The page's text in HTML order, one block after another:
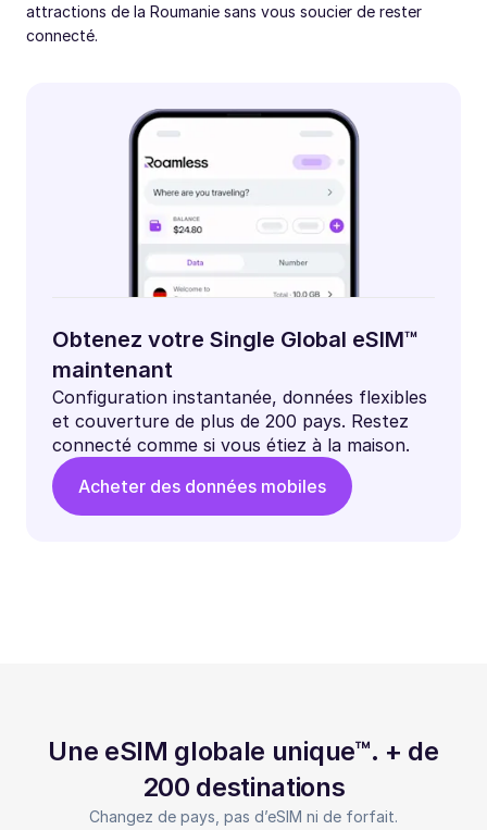
attractions de la Roumanie sans vous soucier de rester
connecté.
Obtenez votre Single Global eSIM™
maintenant
Configuration instantanée, données flexibles
et couverture de plus de 200 pays. Restez
connecté comme si vous étiez à la maison.
Acheter des données mobiles
Une eSIM globale unique™. + de
200 destinations
Changez de pays, pas d’eSIM ni de forfait.